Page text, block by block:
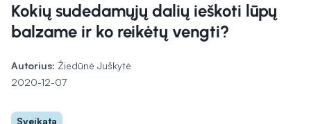
Kokių sudedamųjų dalių ieškoti lūpų
balzame ir ko reikėtų vengti?
Autorius: Žiedūnė Juškytė
2020-12-07
Sveikata